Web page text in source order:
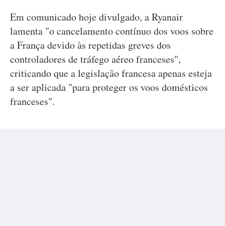
Em comunicado hoje divulgado, a Ryanair
lamenta "o cancelamento contínuo dos voos sobre
a França devido às repetidas greves dos
controladores de tráfego aéreo franceses",
criticando que a legislação francesa apenas esteja
a ser aplicada "para proteger os voos domésticos
franceses".